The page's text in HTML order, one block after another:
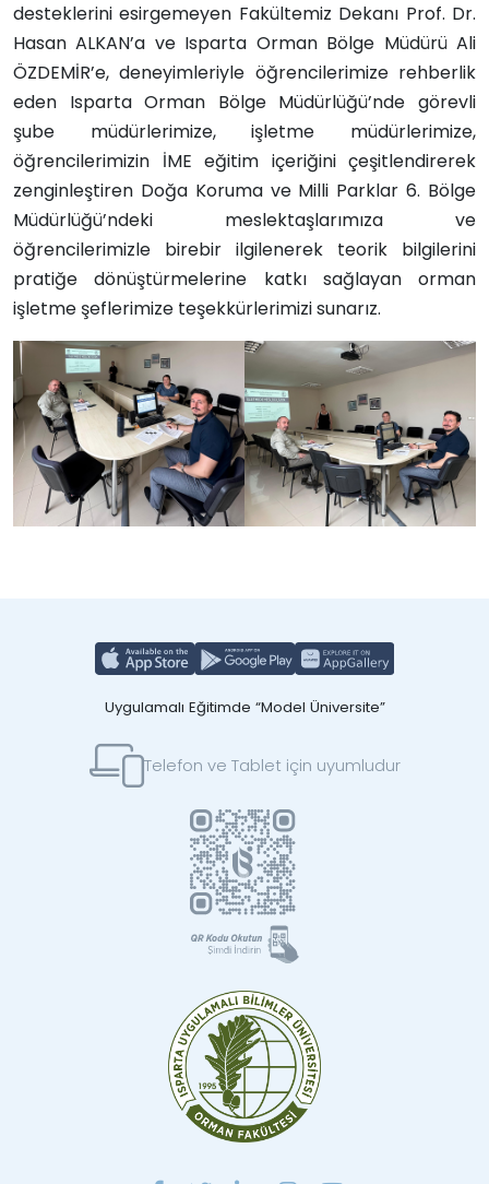
desteklerini esirgemeyen Fakültemiz Dekanı Prof. Dr.
Hasan ALKAN’a ve Isparta Orman Bölge Müdürü Ali
ÖZDEMİR’e, deneyimleriyle öğrencilerimize rehberlik
eden Isparta Orman Bölge Müdürlüğü’nde görevli
şube müdürlerimize, işletme müdürlerimize,
öğrencilerimizin İME eğitim içeriğini çeşitlendirerek
zenginleştiren Doğa Koruma ve Milli Parklar 6. Bölge
Müdürlüğü’ndeki meslektaşlarımıza ve
öğrencilerimizle birebir ilgilenerek teorik bilgilerini
pratiğe dönüştürmelerine katkı sağlayan orman
işletme şeflerimize teşekkürlerimizi sunarız.
Uygulamalı Eğitimde “Model Üniversite”
Telefon ve Tablet için uyumludur